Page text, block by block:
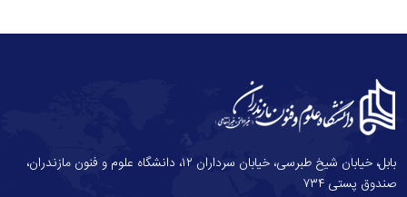
بابل، خیابان شیخ طبرسی، خیابان سرداران ۱۲، دانشگاه علوم و فنون مازندران،
صندوق پستی ۷۳۴